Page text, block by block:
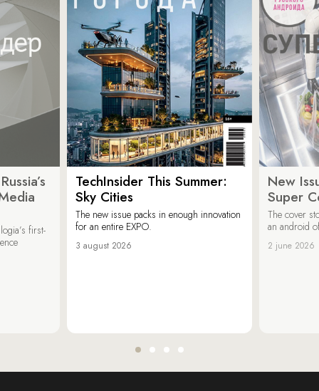
first-
TechInsider This Summer:
Sky Cities
The new issue packs in enough innovation
for an entire EXPO.
3 august 2026
New
Super
The cover
an android
2 june 2026